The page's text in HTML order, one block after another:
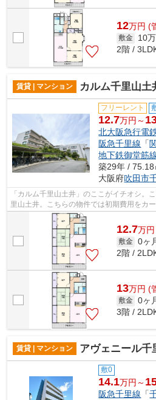
12万円 (
敷金 10
2階 /
賃貸 | マンション カルム千里山土
フリーレント
12.7万円～
北大阪急行電
阪急千里線 「
地下鉄御堂筋
築29年 / 75.18
大阪府吹田市
「カルム千里山土井」のここがイチオシ。
里山土井。こちらの物件では初期費用をカ
用部にはエレベータ・敷地内ごみ置き...
12.7万円
敷金 0ヶ
2階 /
13万円 (
敷金 0ヶ
3階 /
賃貸 | マンション アヴェニール千
敷0
14.1万円～
阪急千里線 「